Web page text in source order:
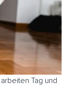
Tag und